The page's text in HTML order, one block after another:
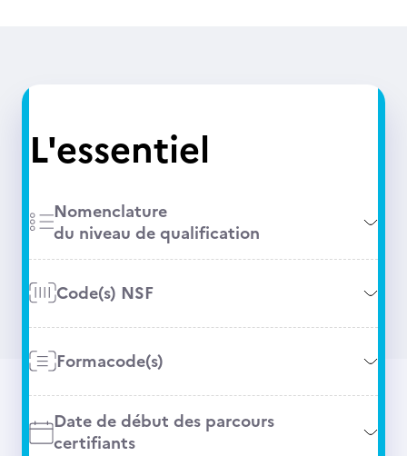
L'essentiel
Nomenclature
du niveau de qualification
Code(s) NSF
Formacode(s)
Date de début des parcours
certifiants